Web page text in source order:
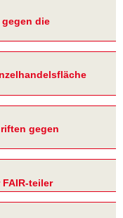
die
gegen
teiler